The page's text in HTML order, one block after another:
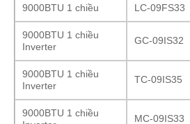
9000BTU 1 chiều LC-09FS33
9000BTU 1 chiều
Inverter
GC-09IS32
9000BTU 1 chiều
Inverter
TC-09IS35
9000BTU 1 chiều
MC-09IS33